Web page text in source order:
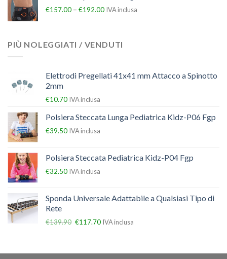
€157.00 – €192.00 IVA inclusa
PIÙ NOLEGGIATI / VENDUTI
Elettrodi Pregellati 41x41 mm Attacco a Spinotto
2mm
€10.70 IVA inclusa
Polsiera Steccata Lunga Pediatrica Kidz-P06 Fgp
€39.50 IVA inclusa
Polsiera Steccata Pediatrica Kidz-P04 Fgp
€32.50 IVA inclusa
Sponda Universale Adattabile a Qualsiasi Tipo di
Rete
€139.90 €117.70 IVA inclusa